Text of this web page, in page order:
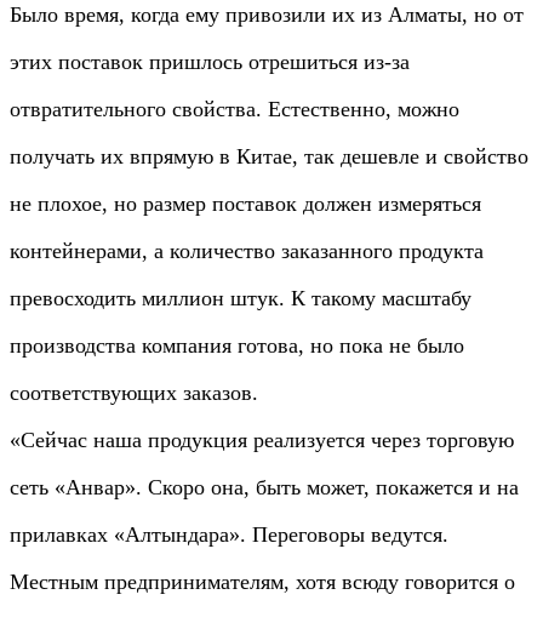
Было время, когда ему привозили их из Алматы, но от
этих поставок пришлось отрешиться из-за
отвратительного свойства. Естественно, можно
получать их впрямую в Китае, так дешевле и свойство
не плохое, но размер поставок должен измеряться
контейнерами, а количество заказанного продукта
превосходить миллион штук. К такому масштабу
производства компания готова, но пока не было
соответствующих заказов.
«Сейчас наша продукция реализуется через торговую
сеть «Анвар». Скоро она, быть может, покажется и на
прилавках «Алтындара». Переговоры ведутся.
Местным предпринимателям, хотя всюду говорится о